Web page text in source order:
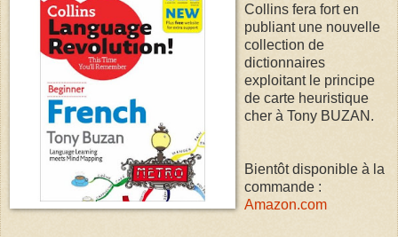
Collins fera fort en
publiant une nouvelle
collection de
dictionnaires
exploitant le principe
de carte heuristique
cher à Tony BUZAN.
Bientôt disponible à la
commande :
Amazon.com